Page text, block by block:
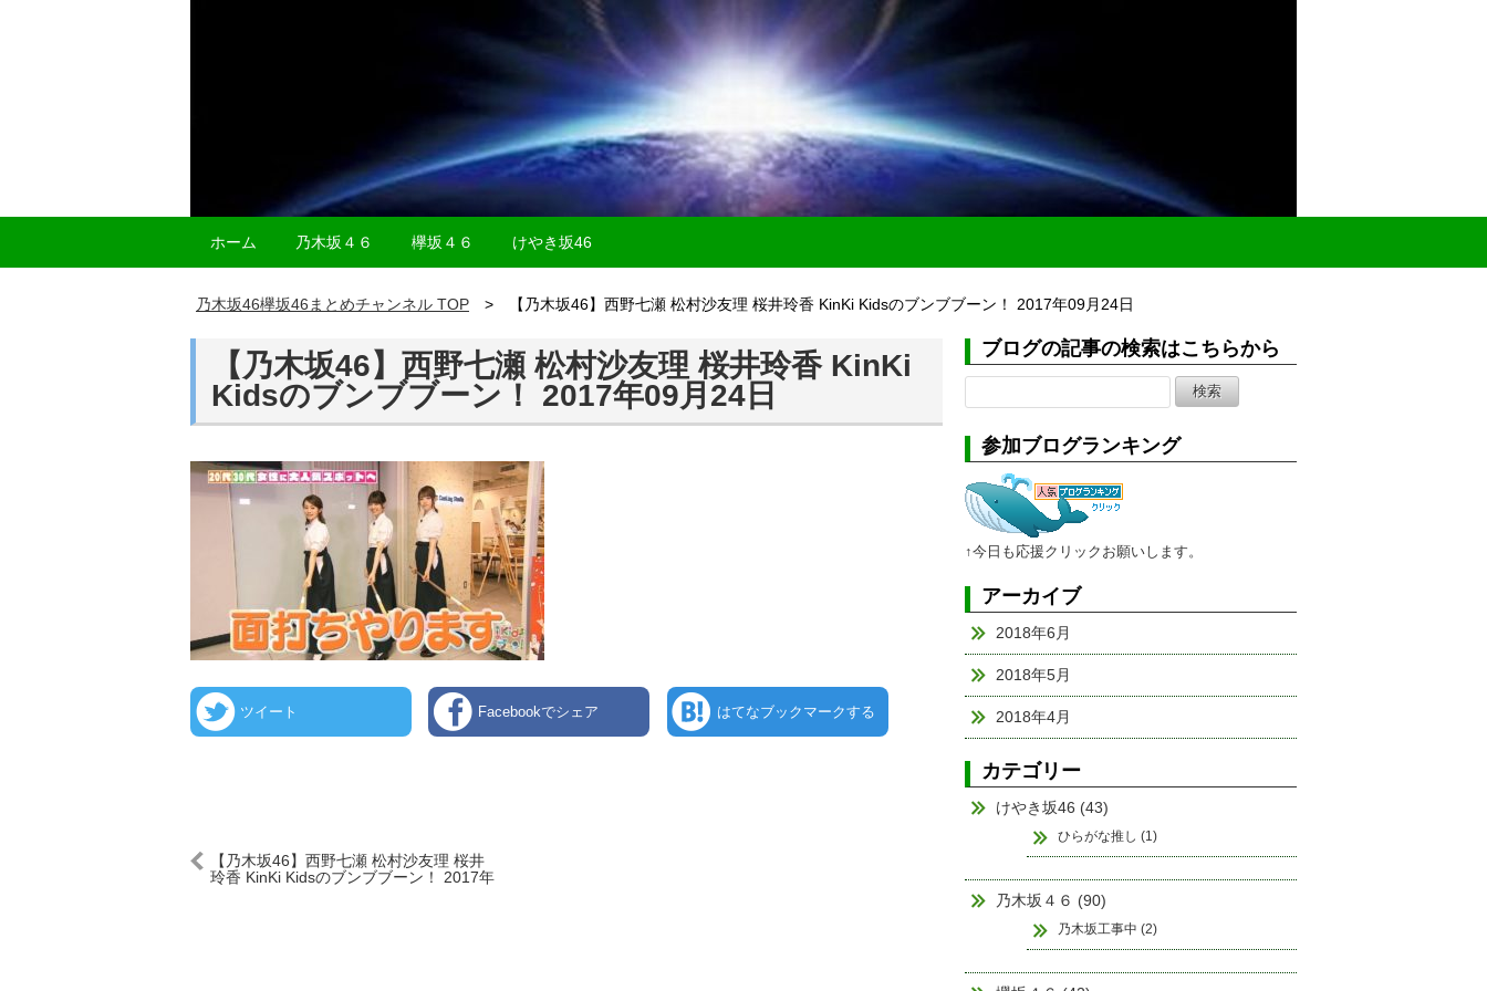
ホーム 乃木坂４６ 欅坂４６ けやき坂46
乃木坂46欅坂46まとめチャンネル TOP 【乃木坂46】西野七瀬 松村沙友理 桜井玲香 KinKi Kidsのブンブブーン！ 2017年09月24日
【乃木坂46】西野七瀬 松村沙友理 桜井玲香 KinKi
Kidsのブンブブーン！ 2017年09月24日
ツイート Facebookでシェア はてなブックマークする
【乃木坂46】西野七瀬 松村沙友理 桜井
玲香 KinKi Kidsのブンブブーン！ 2017年
ブログの記事の検索はこちらから
索:
参加ブログランキング
↑今日も応援クリックお願いします。
アーカイブ
2018年6月
2018年5月
2018年4月
カテゴリー
けやき坂46 (43)
ひらがな推し (1)
乃木坂４６ (90)
乃木坂工事中 (2)